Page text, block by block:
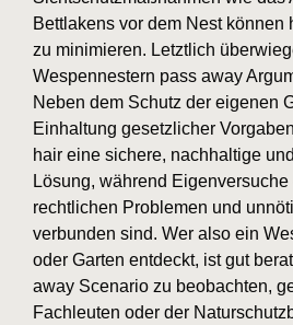
Bettlakens vor dem Nest können
zu minimieren. Letztlich
Wespennestern pass away
Neben dem Schutz der eigenen
Einhaltung gesetzlicher
hair eine sichere, nachhaltige
Lösung, während
rechtlichen Problemen und
verbunden sind. Wer also ein
oder Garten entdeckt, ist gut
away Scenario zu beobachten,
Fachleuten oder der